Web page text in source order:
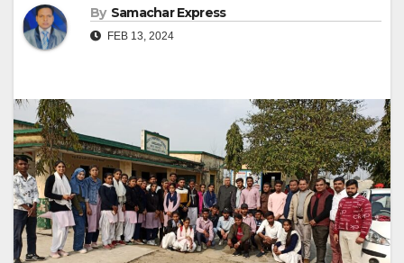
By Samachar Express
FEB 13, 2024